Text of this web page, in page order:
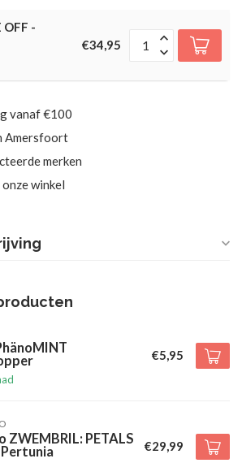
OFF -
€34,95
vanaf €100
Amersfoort
merken
winkel
€5,95
ZWEMBRIL: PETALS
€29,99